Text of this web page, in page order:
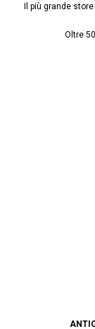
Il più grande
Oltre